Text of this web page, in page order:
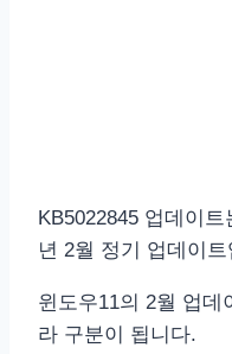
KB5022845 업데이
년 2월 정기 업데이
윈도우11의 2월 업데
라 구분이 됩니다.